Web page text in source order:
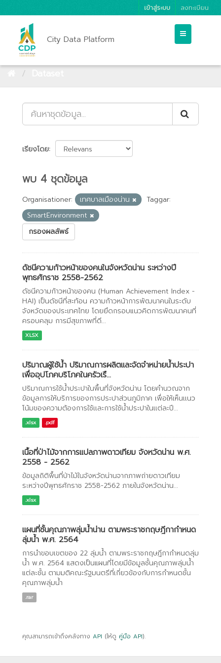
เข้าสู่ระบบ ลงทะเบียน
City Data Platform
เรียงโดย
พบ 4 ชุดข้อมูล
Organisationer: เทศบาลเมืองน่าน
Taggar:
SmartEnvironment
กรองผลลัพธ์
ดัชนีความก้าวหน้าของคนในจังหวัดน่าน ระหว่างปี
พุทธศักราช 2558-2562
ดัชนีความก้าวหน้าของคน (Human Achievement Index -
HAI) เป็นดัชนีที่สะท้อน ความก้าวหน้าการพัฒนาคนในระดับ
จังหวัดของประเทศไทย โดยยึดกรอบแนวคิดการพัฒนาคนที่
ครอบคลุม การมีสุขภาพที่ดี...
XLSX
ปริมาณผู้ใช้น้ำ ปริมาณการผลิตเเละจัดจำหน่ายน้ำประปา
เพื่ออุปโภคบริโภคในครัวเรื...
ปริมาณการใช้น้ำประปาในพื้นที่จังหวัดน่าน โดยคำนวณจาก
ข้อมูลการให้บริการของการประปาส่วนภูมิภาค เพื่อให้เห็นเเนว
โน้มของความต้องการใช้เเละการใช้น้ำประปาในเเต่ละปี...
.xlsx .pdf
เนื้อที่ป่าไม้จากการแปลภาพดาวเทียม จังหวัดน่าน พ.ศ.
2558 - 2562
ข้อมูลถิติพื้นที่ป่าไม้ในจังหวัดน่านจากภาพถ่ายดาวเทียม
ระหว่างปีพุทธศักราช 2558-2562 ภายในจังหวัดน่าน...
.xlsx
เเผนที่ชั้นคุณภาพลุ่มน้ำน่าน ตามพระราชกฤษฎีกากำหนด
ลุ่มน้ำ พ.ศ. 2564
การนำขอบเขตของ 22 ลุ่มน้ำ ตามพระราชกฤษฎีกากำหนดลุ่ม
น้ำ พ.ศ. 2564 แสดงเป็นแผนที่โดยมีข้อมูลชั้นคุณภาพลุ่มน้ำ
แต่ละชั้น ตามมติคณะรัฐมนตรีที่เกี่ยวข้องกับการกำหนดชั้น
คุณภาพลุ่มน้ำ
.rar
คุณสามารถเข้าถึงคลังทาง API (ให้ดู คู่มือ API).